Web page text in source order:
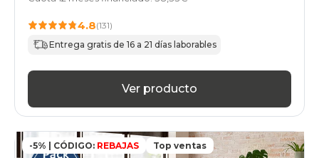
4.8(131)
Entrega gratis de 16 a 21 días laborables
Ver producto
-5% | CÓDIGO: REBAJAS Top ventas